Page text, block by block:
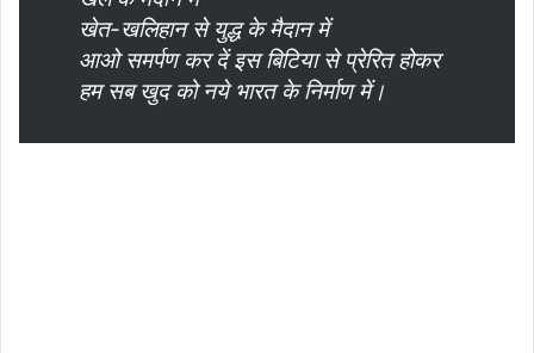
खेत-खलिहान से युद्ध के मैदान में
आओ समर्पण कर दें इस बिटिया से प्रेरित होकर
हम सब खुद को नये भारत के निर्माण में।